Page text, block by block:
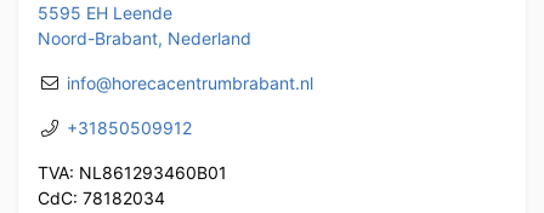
5595 EH Leende
Noord-Brabant, Nederland
info@horecacentrumbrabant.nl
+31850509912
TVA: NL861293460B01
CdC: 78182034